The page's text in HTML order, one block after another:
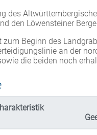
des
den Löwensteiner
zum Beginn des
an der
die beiden noch